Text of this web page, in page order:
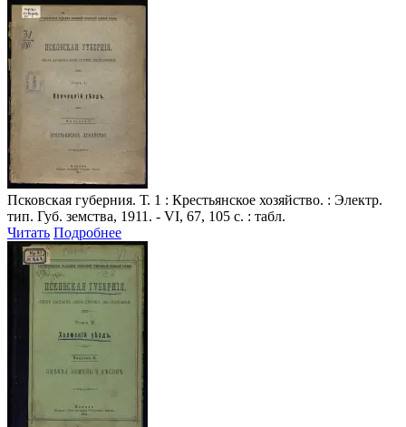
Псковская губерния. Т. 1 : Крестьянское хозяйство. : Электр.
тип. Губ. земства, 1911. - VI, 67, 105 с. : табл.
Читать Подробнее